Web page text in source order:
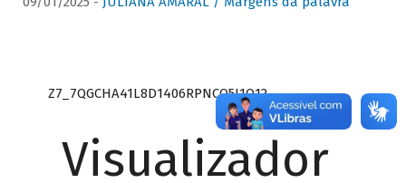
Z7_7QGCHA41L8D1406RPNCQ5J1O12
Visualizador